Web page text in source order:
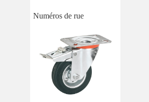
Numéros de rue